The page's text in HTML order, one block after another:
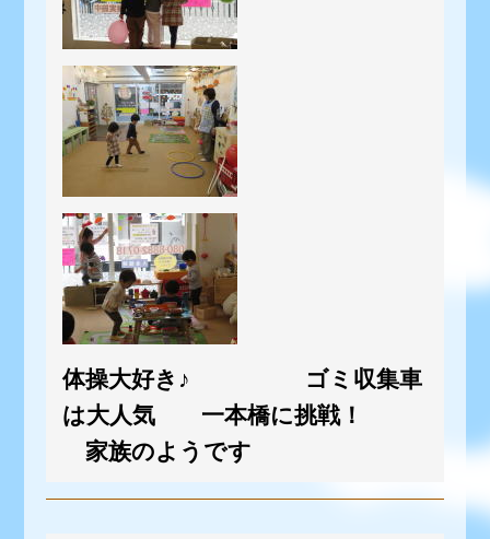
体操大好き♪ ゴミ収集車
は大人気 一本橋に挑戦！
家族のようです